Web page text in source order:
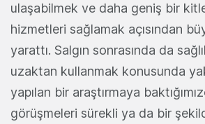
ulaşabilmek ve daha geniş bir
hizmetleri sağlamak açısından
yarattı. Salgın sonrasında da
uzaktan kullanmak konusunda
yapılan bir araştırmaya
görüşmeleri sürekli ya da bir